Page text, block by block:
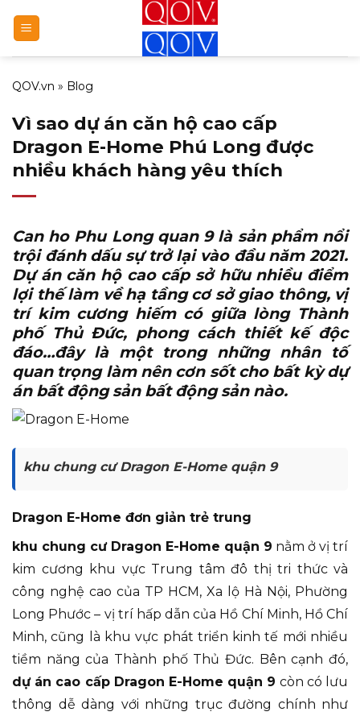
qua
nội
dung
QOV.vn » Blog
Vì sao dự án căn hộ cao cấp
Dragon E-Home Phú Long được
nhiều khách hàng yêu thích
Can ho Phu Long quan 9là sản phẩm nổi
trội đánh dấu sự trở lại vào đầu năm 2021.
Dự án căn hộ cao cấp sở hữu nhiều điểm
lợi thế làm về hạ tầng cơ sở giao thông, vị
trí kim cương hiếm có giữa lòng Thành
phố Thủ Đức, phong cách thiết kế độc
đáo…đây là một trong những nhân tố
quan trọng làm nên cơn sốt cho bất kỳ dự
án bất động sản bất động sản nào.
khu chung cư Dragon E-Home quận 9
Dragon E-Home đơn giản trẻ trung
khu chung cư Dragon E-Home quận 9 nằm ở vị trí
kim cương khu vực Trung tâm đô thị tri thức và
công nghệ cao của TP HCM, Xa lộ Hà Nội, Phường
Long Phước – vị trí hấp dẫn của Hồ Chí Minh, Hồ Chí
Minh, cũng là khu vực phát triển kinh tế mới nhiều
tiềm năng của Thành phố Thủ Đức. Bên cạnh đó,
dự án cao cấp Dragon E-Home quận 9 còn có lưu
thông dễ dàng với những trục đường chính như